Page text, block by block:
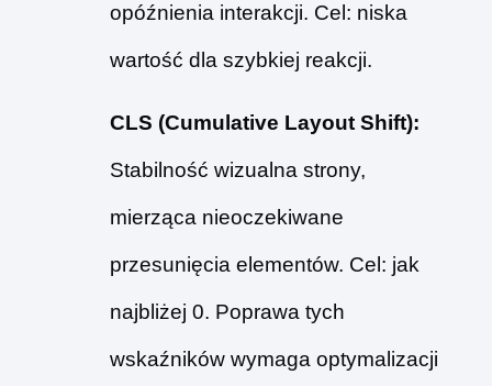
opóźnienia interakcji. Cel: niska
wartość dla szybkiej reakcji.
CLS (Cumulative Layout Shift):
Stabilność wizualna strony,
mierząca nieoczekiwane
przesunięcia elementów. Cel: jak
najbliżej 0. Poprawa tych
wskaźników wymaga optymalizacji